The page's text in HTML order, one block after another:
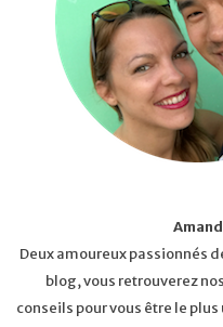
Deux amoureux passionnés
blog, vous retrouverez
conseils pour vous être le